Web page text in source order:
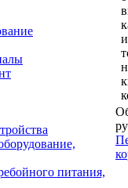
питания,